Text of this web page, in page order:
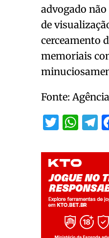
advogado
de
cerceamento
memoriais
Fonte:
Twitter